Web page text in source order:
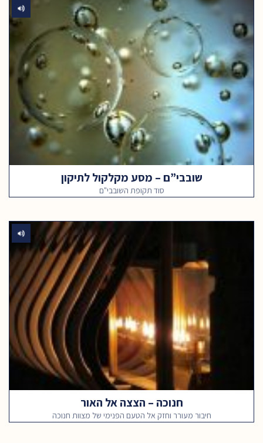
שובבי”ם – מסע מקלקול לתיקון
סוד תקופת השובבי"ם
חנוכה – הצצה אל האור
חיבור מעורר וחזק אל הטעם הפנימי של מצוות חנוכה